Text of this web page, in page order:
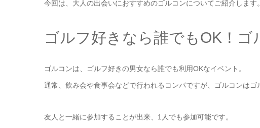
今回は、大人の出会いにおすすめのゴルコンについてご紹介します。
ゴルフ好きなら誰でもOK！ゴ
ゴルコンは、ゴルフ好きの男女なら誰でも利用OKなイベント。
通常、飲み会や食事会などで行われるコンパですが、ゴルコンはゴ
友人と一緒に参加することが出来、1人でも参加可能です。